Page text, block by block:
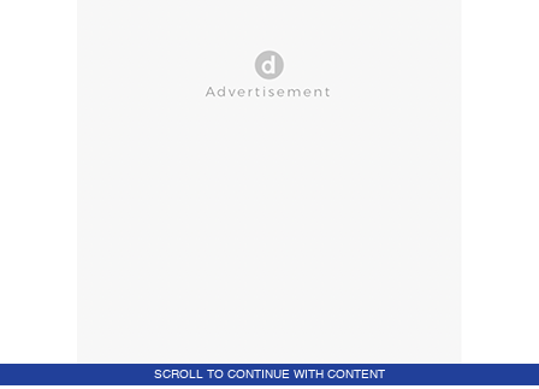
SCROLL TO CONTINUE WITH CONTENT